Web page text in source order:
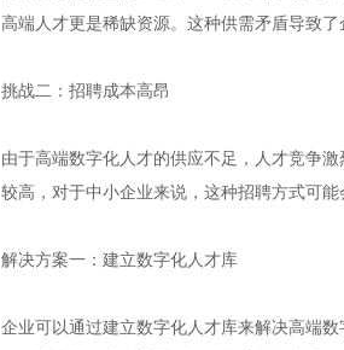
高端人才更是稀缺资源。这种供需矛盾导致
挑战二：招聘成本高昂
由于高端数字化人才的供应不足，人才竞争
较高，对于中小企业来说，这种招聘方式可能
解决方案一：建立数字化人才库
企业可以通过建立数字化人才库来解决高端